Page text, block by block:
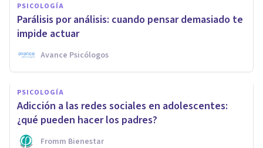
PSICOLOGÍA
Parálisis por análisis: cuando pensar demasiado te
impide actuar
Avance Psicólogos
PSICOLOGÍA
Adicción a las redes sociales en adolescentes:
¿qué pueden hacer los padres?
Fromm Bienestar